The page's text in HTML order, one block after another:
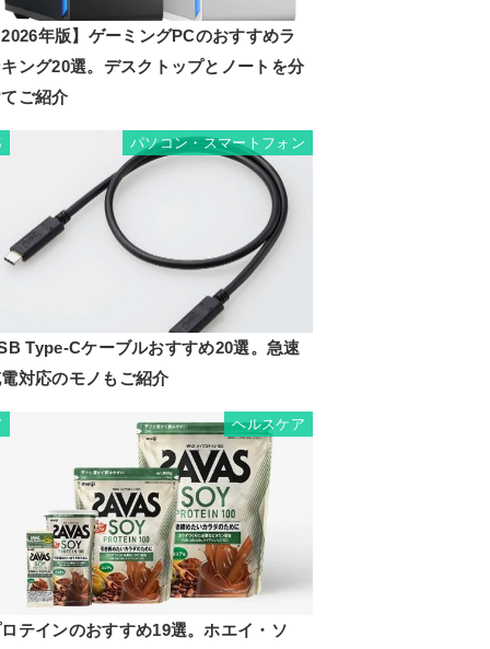
年版】ゲーミングPCのおすすめラ
ング20選。デスクトップとノートを分
ご紹介
パソコン・スマートフォン
Type-Cケーブルおすすめ20選。急速
対応のモノもご紹介
ヘルスケア
テインのおすすめ19選。ホエイ・ソ